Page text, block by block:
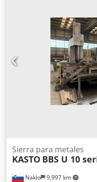
mordazas: 350 mm x
las mordazas: 310 mm
Dimensiones (L x An x
aprox. 1 T
Naklo 9,997 km
Sierra para metales
KASTO BBS U 10